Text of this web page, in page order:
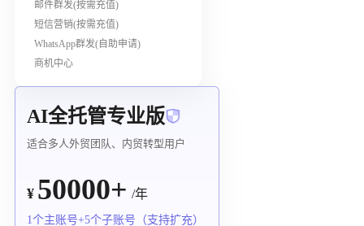
邮件群发(按需充值)
短信营销(按需充值)
WhatsApp群发(自助申请)
商机中心
AI全托管专业版
适合多人外贸团队、内贸转型用户
¥ 50000+ /年
1个主账号+5个子账号（支持扩充）